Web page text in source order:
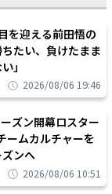
を迎える前田悟の
たい、負けたまま
」
2026/08/06 19:46
ズン開幕ロスター
ームカルチャーを
ンへ
2026/08/06 10:51